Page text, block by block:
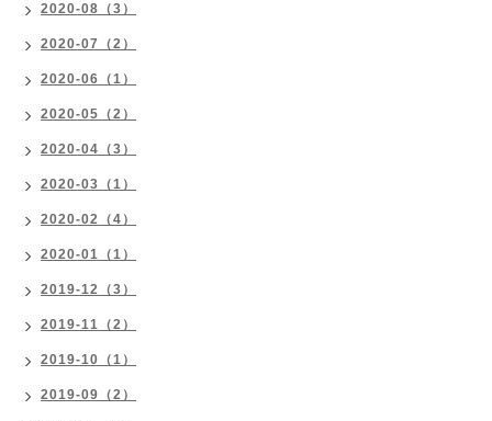
2020-08（3）
2020-07（2）
2020-06（1）
2020-05（2）
2020-04（3）
2020-03（1）
2020-02（4）
2020-01（1）
2019-12（3）
2019-11（2）
2019-10（1）
2019-09（2）